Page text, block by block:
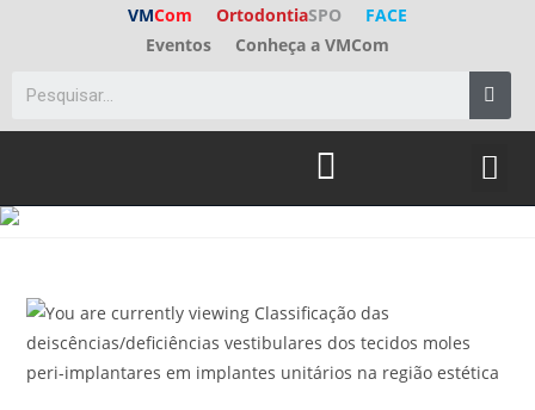
VMCom OrtodontiaSPO
FACE
Eventos
Conheça a VMCom